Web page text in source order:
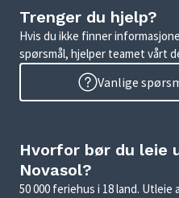
Trenger du hjelp?
Hvis du ikke finner
spørsmål, hjelper teamet vårt
Vanlige
Hvorfor bør du leie
Novasol?
50 000 feriehus i 18 land. Utleie